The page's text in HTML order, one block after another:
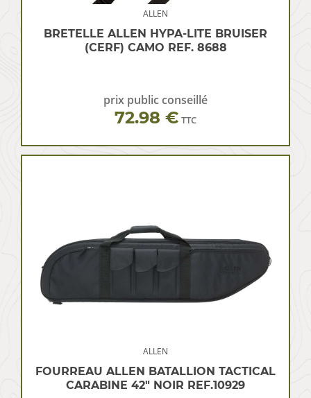
ALLEN
BRETELLE ALLEN HYPA-LITE BRUISER
(CERF) CAMO REF. 8688
prix public conseillé
72.98 € TTC
ALLEN
FOURREAU ALLEN BATALLION TACTICAL
CARABINE 42″ NOIR REF.10929